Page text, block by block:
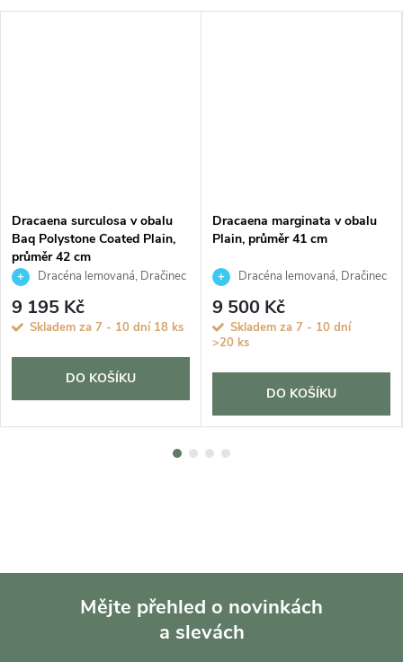
Dracaena surculosa v obalu
Baq Polystone Coated Plain,
průměr 42 cm
Dracéna lemovaná, Dračinec
9 195 Kč
Skladem za 7 - 10 dní 18 ks
DO KOŠÍKU
Dracaena marginata v obalu
Plain, průměr 41 cm
Dracéna lemovaná, Dračinec
9 500 Kč
Skladem za 7 - 10 dní
>20 ks
DO KOŠÍKU
Mějte přehled o novinkách
a slevách